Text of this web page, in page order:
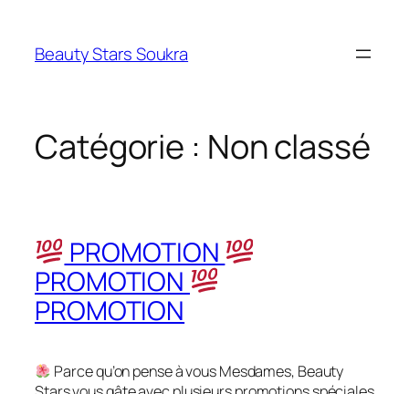
contenu
Beauty Stars Soukra
Catégorie : Non classé
PROMOTION
PROMOTION
PROMOTION
Parce qu’on pense à vous Mesdames, Beauty